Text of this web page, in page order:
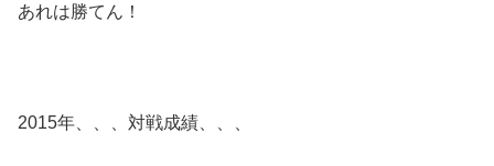
あれは勝てん！
2015年、、、対戦成績、、、